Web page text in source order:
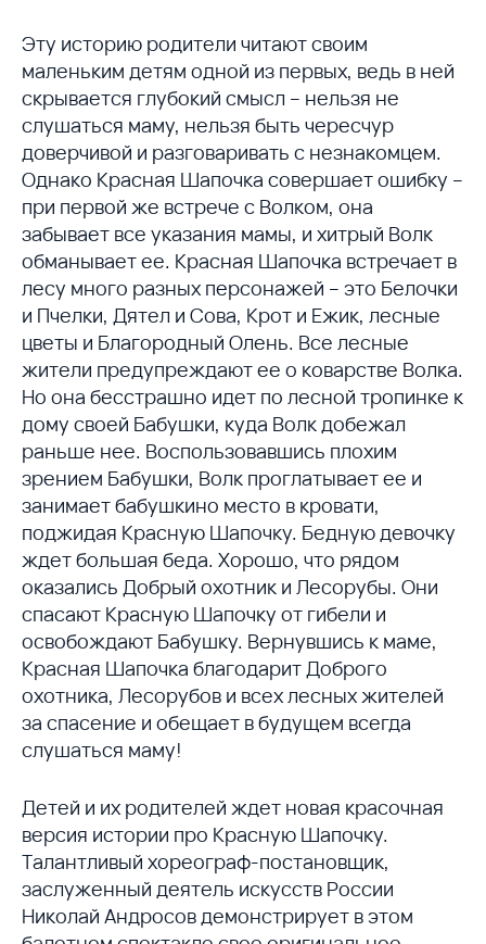
Эту историю родители читают своим
маленьким детям одной из первых, ведь в ней
скрывается глубокий смысл – нельзя не
слушаться маму, нельзя быть чересчур
доверчивой и разговаривать с незнакомцем.
Однако Красная Шапочка совершает ошибку –
при первой же встрече с Волком, она
забывает все указания мамы, и хитрый Волк
обманывает ее. Красная Шапочка встречает в
лесу много разных персонажей – это Белочки
и Пчелки, Дятел и Сова, Крот и Ежик, лесные
цветы и Благородный Олень. Все лесные
жители предупреждают ее о коварстве Волка.
Но она бесстрашно идет по лесной тропинке к
дому своей Бабушки, куда Волк добежал
раньше нее. Воспользовавшись плохим
зрением Бабушки, Волк проглатывает ее и
занимает бабушкино место в кровати,
поджидая Красную Шапочку. Бедную девочку
ждет большая беда. Хорошо, что рядом
оказались Добрый охотник и Лесорубы. Они
спасают Красную Шапочку от гибели и
освобождают Бабушку. Вернувшись к маме,
Красная Шапочка благодарит Доброго
охотника, Лесорубов и всех лесных жителей
за спасение и обещает в будущем всегда
слушаться маму!
Детей и их родителей ждет новая красочная
версия истории про Красную Шапочку.
Талантливый хореограф-постановщик,
заслуженный деятель искусств России
Николай Андросов демонстрирует в этом